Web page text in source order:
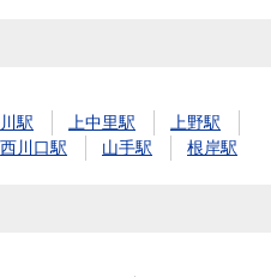
ー
ュ
住まい1プ
ラス（お
イ
駅 上中里駅
上野駅
西川口駅 山手駅 根岸駅